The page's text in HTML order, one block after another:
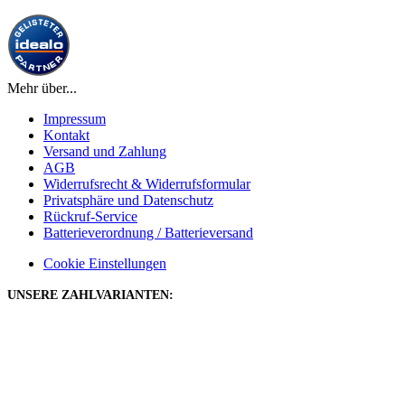
Mehr über...
Impressum
Kontakt
Versand und Zahlung
AGB
Widerrufsrecht & Widerrufsformular
Privatsphäre und Datenschutz
Rückruf-Service
Batterieverordnung / Batterieversand
Cookie Einstellungen
UNSERE ZAHLVARIANTEN: